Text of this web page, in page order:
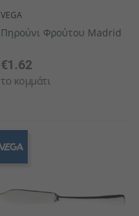
VEGA
Πηρούνι Φρούτου Madrid
€1.62
το κομμάτι